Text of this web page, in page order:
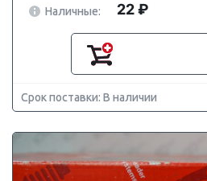
Наличные:
22 ₽
Срок поставки: В наличии